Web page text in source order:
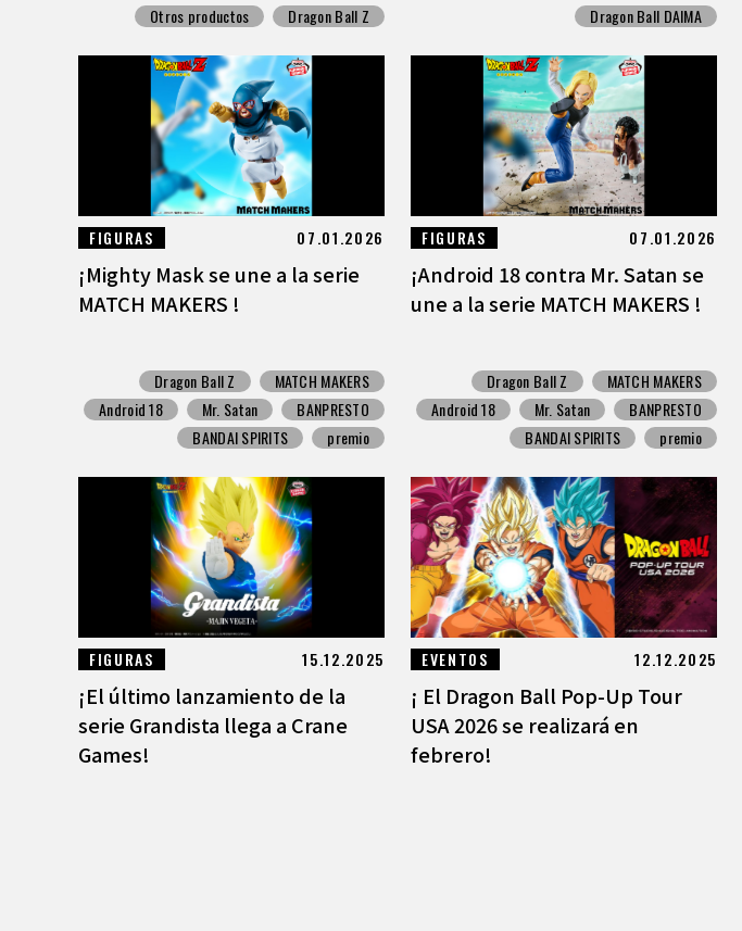
Otros productos Dragon Ball Z
Dragon Ball DAIMA
FIGURAS 07.01.2026
¡Mighty Mask se une a la serie
MATCH MAKERS !
Dragon Ball Z
MATCH MAKERS
Android 18
Mr. Satan
BANPRESTO
BANDAI SPIRITS
premio
FIGURAS 07.01.2026
¡Android 18 contra Mr. Satan se
une a la serie MATCH MAKERS !
Dragon Ball Z
MATCH MAKERS
Android 18
Mr. Satan
BANPRESTO
BANDAI SPIRITS
premio
FIGURAS 15.12.2025
¡El último lanzamiento de la
serie Grandista llega a Crane
Games!
EVENTOS 12.12.2025
¡ El Dragon Ball Pop-Up Tour
USA 2026 se realizará en
febrero!